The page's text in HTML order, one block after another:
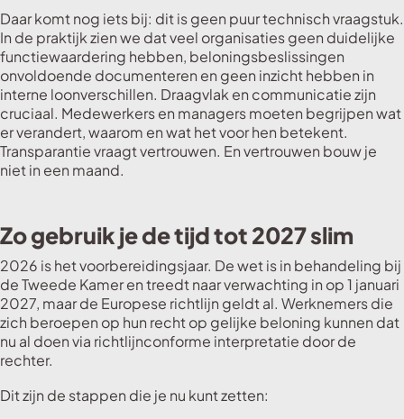
Daar komt nog iets bij: dit is geen puur technisch vraagstuk.
In de praktijk zien we dat veel organisaties geen duidelijke
functiewaardering hebben, beloningsbeslissingen
onvoldoende documenteren en geen inzicht hebben in
interne loonverschillen. Draagvlak en communicatie zijn
cruciaal. Medewerkers en managers moeten begrijpen wat
er verandert, waarom en wat het voor hen betekent.
Transparantie vraagt vertrouwen. En vertrouwen bouw je
niet in een maand.
Zo gebruik je de tijd tot 2027 slim
2026 is het voorbereidingsjaar. De wet is in behandeling bij
de Tweede Kamer en treedt naar verwachting in op 1 januari
2027, maar de Europese richtlijn geldt al. Werknemers die
zich beroepen op hun recht op gelijke beloning kunnen dat
nu al doen via richtlijnconforme interpretatie door de
rechter.
Dit zijn de stappen die je nu kunt zetten: